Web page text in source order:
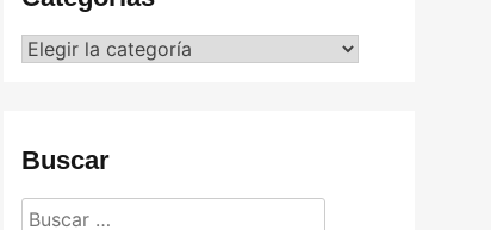
Categorías
Buscar
Buscar: